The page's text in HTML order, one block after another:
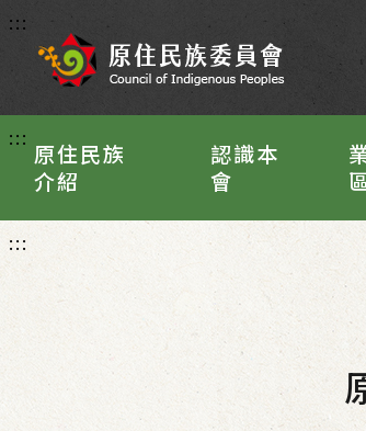
:::
:::
原住民族
介紹
認識本
會
:::